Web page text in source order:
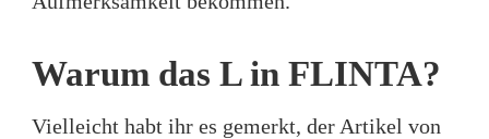
Warum das L in FLINTA?
Vielleicht habt ihr es gemerkt, der Artikel von